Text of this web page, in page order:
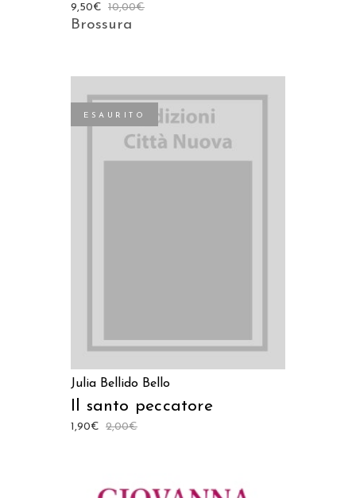
10,00€
9,50€
Brossura
ESAURITO
Julia Bellido Bello
Il santo peccatore
2,00€
1,90€